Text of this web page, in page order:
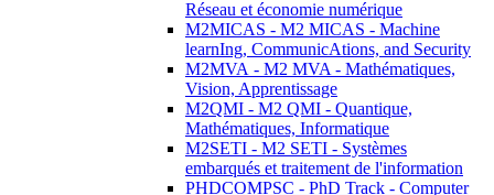
Réseau et économie numérique
M2MICAS - M2 MICAS - Machine
learnIng, CommunicAtions, and Security
M2MVA - M2 MVA - Mathématiques,
Vision, Apprentissage
M2QMI - M2 QMI - Quantique,
Mathématiques, Informatique
M2SETI - M2 SETI - Systèmes
embarqués et traitement de l'information
PHDCOMPSC - PhD Track - Computer